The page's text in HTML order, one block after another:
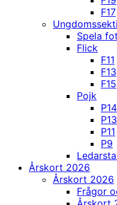
F17
Spela
Flick
F11
F13
F15
Pojk
P14
P13
P11
P9
Årskort 2026
Årskort 2026
Frågor